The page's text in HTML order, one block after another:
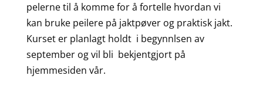
pelerne til å komme for å fortelle hvordan vi
kan bruke peilere på jaktpøver og praktisk jakt.
Kurset er planlagt holdt i begynnlsen av
september og vil bli bekjentgjort på
hjemmesiden vår.